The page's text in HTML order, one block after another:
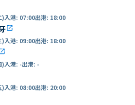
)入港: 07:00出港: 18:00
open_in_new
)入港: 09:00出港: 18:00
)入港: -出港: -
)入港: 08:00出港: 20:00